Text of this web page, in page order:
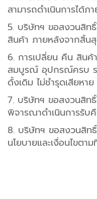
สามารถดำเนินการได้
5. บริษัทฯ ขอสงวนสิท
สินค้า ภายหลังจากสิ้น
6. การเปลี่ยน คืน สินค้
สมบูรณ์ อุปกรณ์ครบ
ดั้งเดิม ไม่ชำรุดเสียหาย
7. บริษัทฯ ขอสงวนสิท
พิจารณาดำเนินการรับ
8. บริษัทฯ ขอสงวนสิท
นโยบายและเงื่อนไขตา